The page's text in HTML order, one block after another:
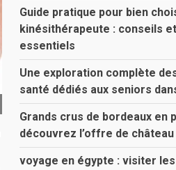
Guide pratique pour bien
kinésithérapeute : conseils
essentiels
Une exploration complète
santé dédiés aux seniors
Grands crus de bordeaux en
découvrez l’offre de
voyage en égypte : visiter